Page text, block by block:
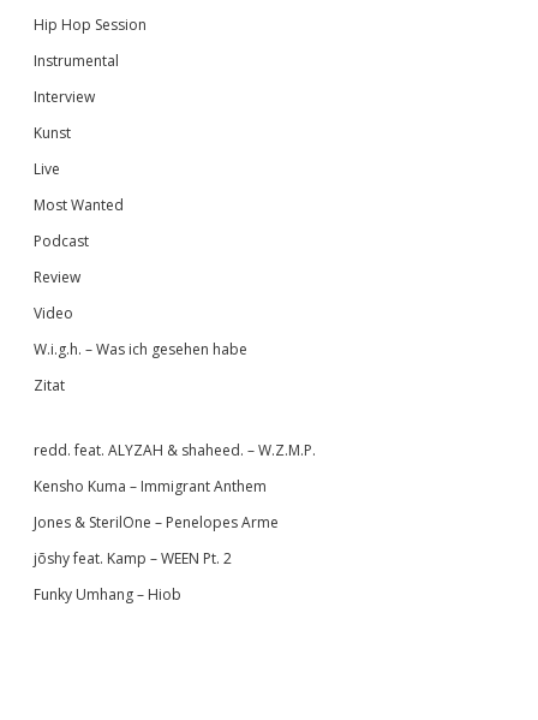
Hip Hop Session
Instrumental
Interview
Kunst
Live
Most Wanted
Podcast
Review
Video
W.i.g.h. – Was ich gesehen habe
Zitat
redd. feat. ALYZAH & shaheed. – W.Z.M.P.
Kensho Kuma – Immigrant Anthem
Jones & SterilOne – Penelopes Arme
jōshy feat. Kamp – WEEN Pt. 2
Funky Umhang – Hiob